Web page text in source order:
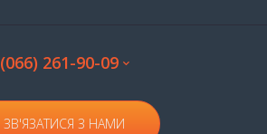
(066) 261-90-09
ЗВ'ЯЗАТИСЯ З НАМИ